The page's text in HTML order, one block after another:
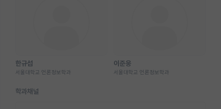
한규섭
서울대학교 언론정보학과
이준웅
서울대학교 언론정보학과
학과채널